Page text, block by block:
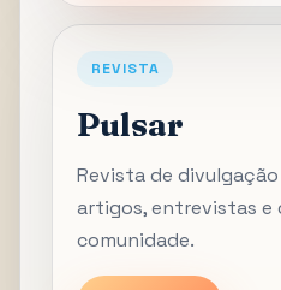
REVISTA
Pulsar
Revista de
artigos, entrevistas e
comunidade.